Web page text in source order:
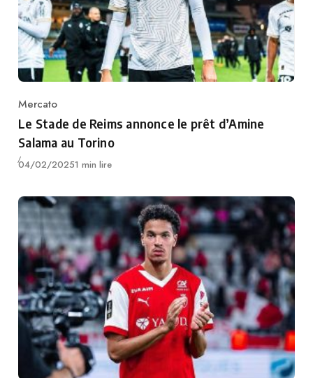
Category
Mercato
Le Stade de Reims annonce le prêt d’Amine
Salama au Torino
Publié
04/02/20251 min lire